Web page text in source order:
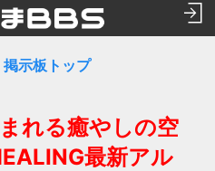
掲示板トップ
れる癒やしの空
最新アル